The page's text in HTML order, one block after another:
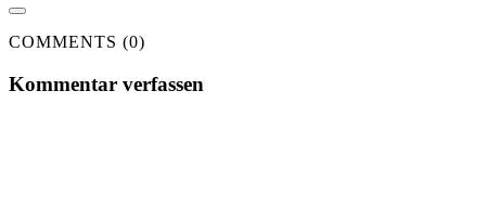
COMMENTS (0)
Kommentar verfassen